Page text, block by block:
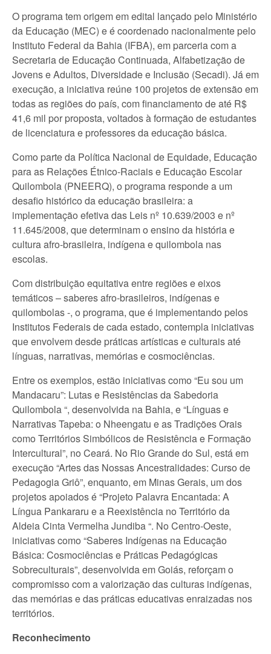
O programa tem origem em edital lançado pelo Ministério
da Educação (MEC) e é coordenado nacionalmente pelo
Instituto Federal da Bahia (IFBA), em parceria com a
Secretaria de Educação Continuada, Alfabetização de
Jovens e Adultos, Diversidade e Inclusão (Secadi). Já em
execução, a iniciativa reúne 100 projetos de extensão em
todas as regiões do país, com financiamento de até R$
41,6 mil por proposta, voltados à formação de estudantes
de licenciatura e professores da educação básica.
Como parte da Política Nacional de Equidade, Educação
para as Relações Étnico-Raciais e Educação Escolar
Quilombola (PNEERQ), o programa responde a um
desafio histórico da educação brasileira: a
implementação efetiva das Leis nº 10.639/2003 e nº
11.645/2008, que determinam o ensino da história e
cultura afro-brasileira, indígena e quilombola nas
escolas.
Com distribuição equitativa entre regiões e eixos
temáticos – saberes afro-brasileiros, indígenas e
quilombolas -, o programa, que é implementando pelos
Institutos Federais de cada estado, contempla iniciativas
que envolvem desde práticas artísticas e culturais até
línguas, narrativas, memórias e cosmociências.
Entre os exemplos, estão iniciativas como “Eu sou um
Mandacaru”: Lutas e Resistências da Sabedoria
Quilombola “, desenvolvida na Bahia, e “Línguas e
Narrativas Tapeba: o Nheengatu e as Tradições Orais
como Territórios Simbólicos de Resistência e Formação
Intercultural”, no Ceará. No Rio Grande do Sul, está em
execução “Artes das Nossas Ancestralidades: Curso de
Pedagogia Griô”, enquanto, em Minas Gerais, um dos
projetos apoiados é “Projeto Palavra Encantada: A
Língua Pankararu e a Reexistência no Território da
Aldeia Cinta Vermelha Jundiba “. No Centro-Oeste,
iniciativas como “Saberes Indígenas na Educação
Básica: Cosmociências e Práticas Pedagógicas
Sobreculturais”, desenvolvida em Goiás, reforçam o
compromisso com a valorização das culturas indígenas,
das memórias e das práticas educativas enraizadas nos
territórios.
Reconhecimento